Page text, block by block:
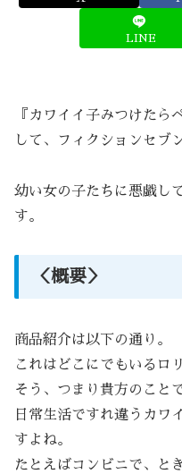
LINE
『カワイイ子みつけた
して、フィクションセブ
幼い女の子たちに悪戯し
す。
＜概要＞
商品紹介は以下の通り。
これはどこにでもいるロ
そう、つまり貴方のこと
日常生活ですれ違うカ
すよね。
たとえばコンビニで、と